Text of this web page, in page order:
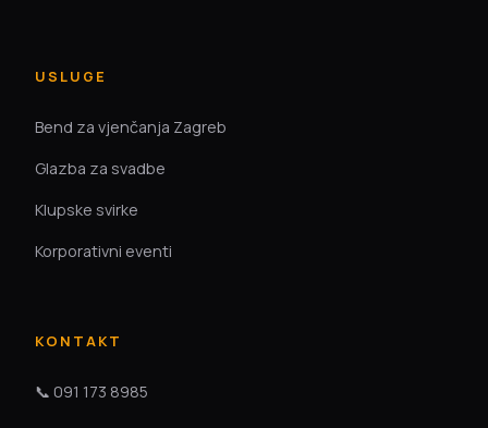
USLUGE
Bend za vjenčanja Zagreb
Glazba za svadbe
Klupske svirke
Korporativni eventi
KONTAKT
📞 091 173 8985